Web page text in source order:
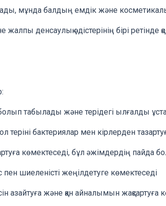
мұнда балдың емдік және
жалпы денсаулық әдістерінің бірі ретінде
табылады және терідегі ылғалды
теріні бактериялар мен кірлерден
көмектеседі, бұл әжімдердің
шиеленісті жеңілдетуге көмектеседі
азайтуға және қан айналымын жақсартуға